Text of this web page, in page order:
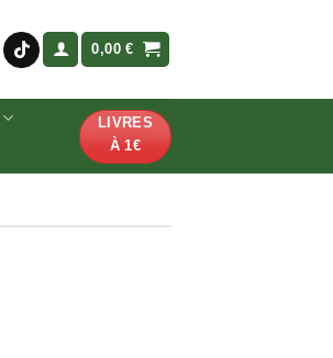
0,00€
LIVRES
À 1€